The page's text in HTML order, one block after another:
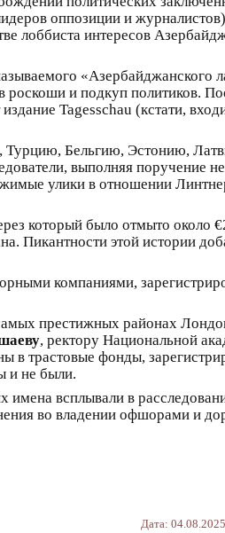
оппозиции и
лоббиста интересов
«Азербайджанского
роскоши и подкуп политиков.
Tagesschau (кстати,
Турцию, Бельгию, Эстонию,
выполняя поручение
улики в отношении
который было отмыто около
Пикантности этой истории
компаниями,
престижных районах
, ректору Национальной
в трастовые фонды,
и не были.
всплывали в
во владении офшорами и
Дата: